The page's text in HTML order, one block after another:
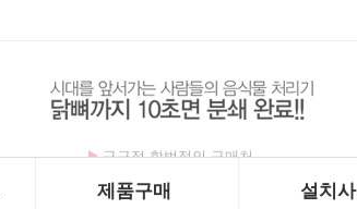
구구정 합법적인 구매처
제품구매
설치사